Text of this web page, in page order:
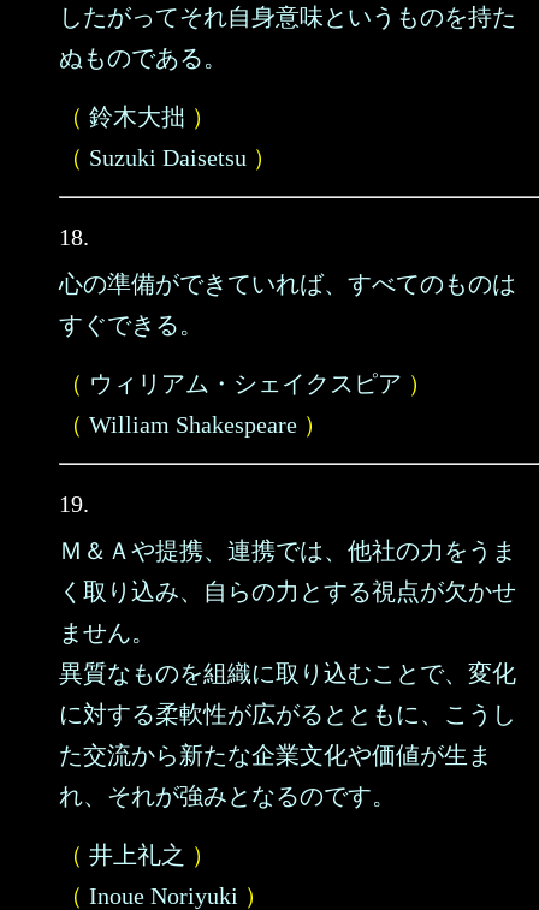
したがってそれ自身意味というものを持た
ぬものである。
（ 鈴木大拙 ）
（ Suzuki Daisetsu ）
18.
心の準備ができていれば、すべてのものは
すぐできる。
（ ウィリアム・シェイクスピア ）
（ William Shakespeare ）
19.
Ｍ＆Ａや提携、連携では、他社の力をうま
く取り込み、自らの力とする視点が欠かせ
ません。
異質なものを組織に取り込むことで、変化
に対する柔軟性が広がるとともに、こうし
た交流から新たな企業文化や価値が生ま
れ、それが強みとなるのです。
（ 井上礼之 ）
（ Inoue Noriyuki ）